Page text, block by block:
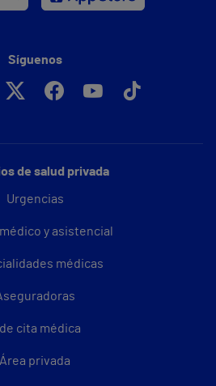
de salud privada
Urgencias
y asistencial
médicas
cita médica
Área privada
Síguenos